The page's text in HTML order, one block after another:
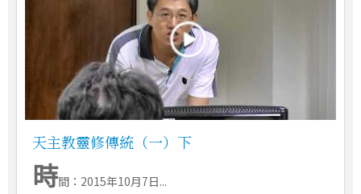
天主教靈修傳統（一）下
時間：2015年10月7日...